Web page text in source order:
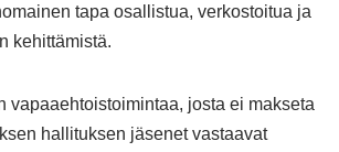
tapa osallistua, verkostoitua ja
kehittämistä.
vapaaehtoistoimintaa, josta ei makseta
hallituksen jäsenet vastaavat